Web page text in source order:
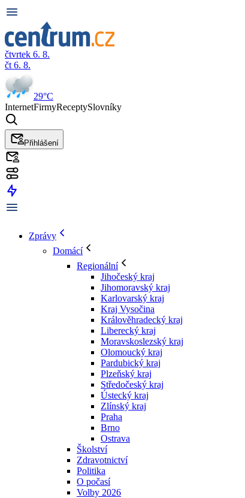
čtvrtek 6. 8.
čt 6. 8.
29°C
InternetFirmyReceptySlovníky
Přihlášení
Zprávy
Domácí
Regionální
Jihočeský kraj
Jihomoravský kraj
Karlovarský kraj
Kraj Vysočina
Králověhradecký kraj
Liberecký kraj
Moravskoslezský kraj
Olomoucký kraj
Pardubický kraj
Plzeňský kraj
Středočeský kraj
Ústecký kraj
Zlínský kraj
Praha
Brno
Ostrava
Školství
Zdravotnictví
Politika
O počasí
Volby 2026